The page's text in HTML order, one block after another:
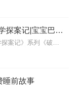
破坏者联盟篇2·猴子警长科学探案记|宝宝巴士故事
【适听年龄】7岁+《猴子警长科学探案记》系列《破坏者联盟篇1·猴子警长科学探案记》>>>《破坏者联盟篇2·猴子警长科学探案记》>>>《破坏者联盟篇3·猴子警长科...
睡前故事